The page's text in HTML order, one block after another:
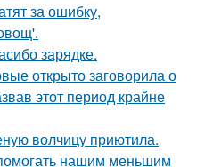
за ошибку,
зарядке.
открыто заговорила о
этот период крайне
волчицу приютила.
нашим меньшим